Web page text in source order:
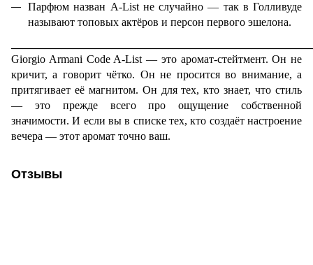
Парфюм назван A-List не случайно — так в Голливуде
называют топовых актёров и персон первого эшелона.
Giorgio Armani Code A-List — это аромат-стейтмент. Он не
кричит, а говорит чётко. Он не просится во внимание, а
притягивает её магнитом. Он для тех, кто знает, что стиль
— это прежде всего про ощущение собственной
значимости. И если вы в списке тех, кто создаёт настроение
вечера — этот аромат точно ваш.
Отзывы